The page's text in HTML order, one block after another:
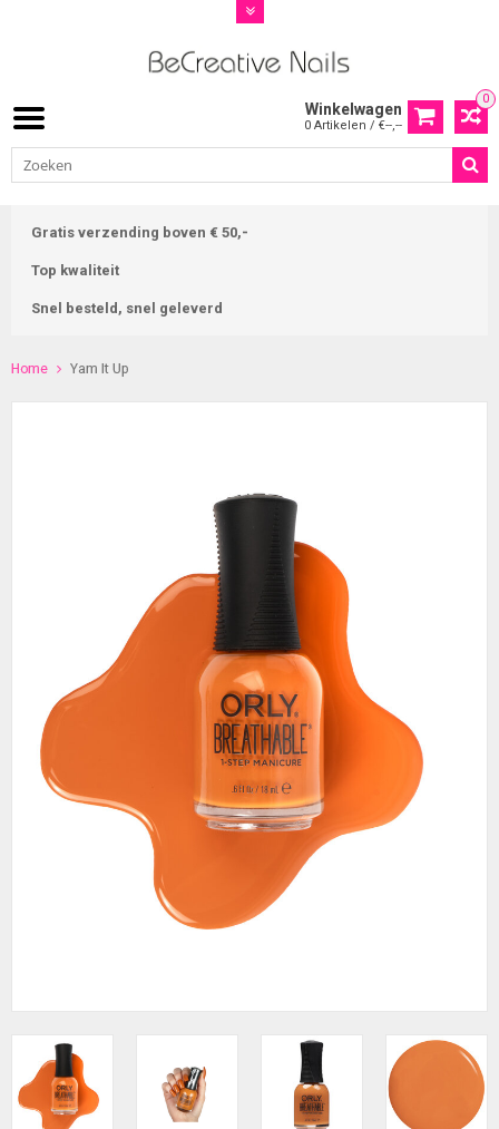
0
Winkelwagen
0 Artikelen / €--,--
Gratis verzending boven € 50,-
Top kwaliteit
Snel besteld, snel geleverd
Home Yam It Up